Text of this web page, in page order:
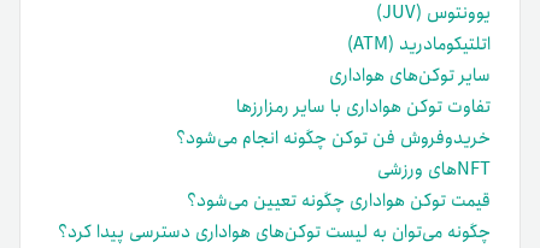
یوونتوس (JUV)
اتلتیکومادرید (ATM)
سایر توکن‌های هواداری
تفاوت توکن هواداری با سایر رمزارزها
خریدوفروش فن توکن چگونه انجام می‌شود؟
NFTهای ورزشی
قیمت توکن هواداری چگونه تعیین می‌شود؟
چگونه می‌توان به لیست توکن‌های هواداری دسترسی پیدا کرد؟